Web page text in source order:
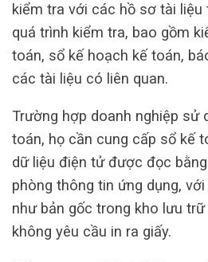
kiểm tra với các hồ sơ tài
quá trình kiểm tra, bao gồm
toán, sổ kế hoạch kế toán,
các tài liệu có liên quan.
Trường hợp doanh nghiệp sử
toán, họ cần cung cấp sổ kế
dữ liệu điện tử được đọc
phòng thông tin ứng dụng,
như bản gốc trong kho lưu
không yêu cầu in ra giấy.